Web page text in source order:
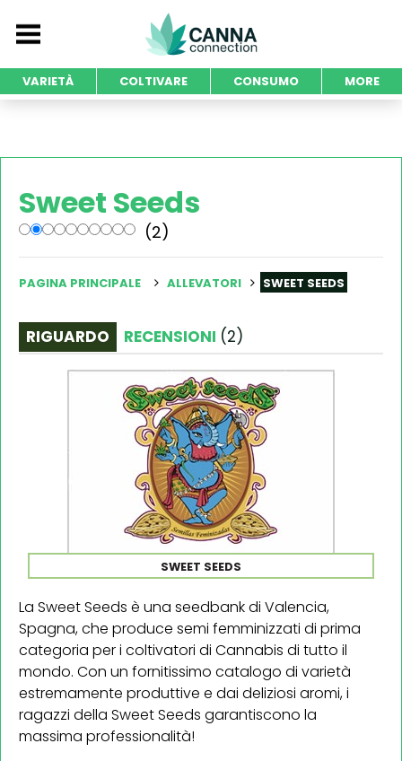
VARIETÀ COLTIVARE CONSUMO MORE
Sweet Seeds
(2)
PAGINA PRINCIPALE ALLEVATORI SWEET SEEDS
RIGUARDO RECENSIONI (2)
SWEET SEEDS
La Sweet Seeds è una seedbank di Valencia,
Spagna, che produce semi femminizzati di prima
categoria per i coltivatori di Cannabis di tutto il
mondo. Con un fornitissimo catalogo di varietà
estremamente produttive e dai deliziosi aromi, i
ragazzi della Sweet Seeds garantiscono la
massima professionalità!